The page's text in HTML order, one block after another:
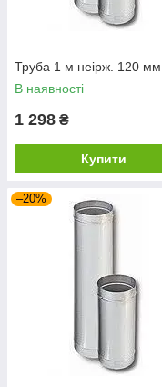
Труба 1 м неірж. 120 мм
В наявності
1 298 ₴
Купити
–20%